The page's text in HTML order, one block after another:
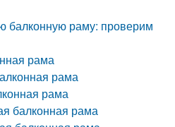
балконную раму: проверим
рама
рама
рама
балконная рама